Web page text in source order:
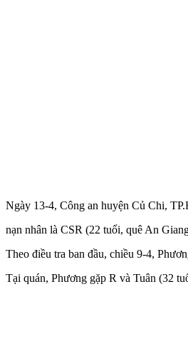
Ngày 13-4, Công an huyện Củ Chi,
nạn nhân là CSR (22 tuổi, quê An
Theo điều tra ban đầu, chiều 9-4,
Tại quán, Phương gặp R và Tuân (32